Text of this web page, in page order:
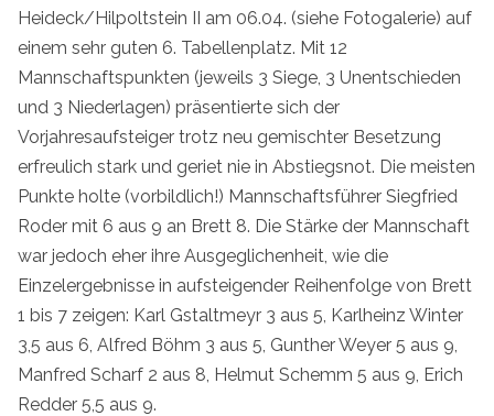
Heideck/Hilpoltstein II am 06.04. (siehe Fotogalerie) auf
einem sehr guten 6. Tabellenplatz. Mit 12
Mannschaftspunkten (jeweils 3 Siege, 3 Unentschieden
und 3 Niederlagen) präsentierte sich der
Vorjahresaufsteiger trotz neu gemischter Besetzung
erfreulich stark und geriet nie in Abstiegsnot. Die meisten
Punkte holte (vorbildlich!) Mannschaftsführer Siegfried
Roder mit 6 aus 9 an Brett 8. Die Stärke der Mannschaft
war jedoch eher ihre Ausgeglichenheit, wie die
Einzelergebnisse in aufsteigender Reihenfolge von Brett
1 bis 7 zeigen: Karl Gstaltmeyr 3 aus 5, Karlheinz Winter
3,5 aus 6, Alfred Böhm 3 aus 5, Gunther Weyer 5 aus 9,
Manfred Scharf 2 aus 8, Helmut Schemm 5 aus 9, Erich
Redder 5,5 aus 9.